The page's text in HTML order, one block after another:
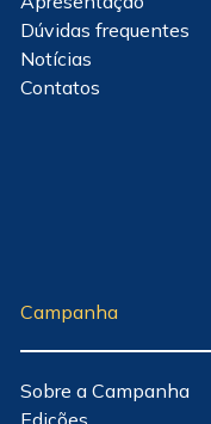
Dúvidas frequentes
Notícias
Contatos
Campanha
Sobre a Campanha
Edições